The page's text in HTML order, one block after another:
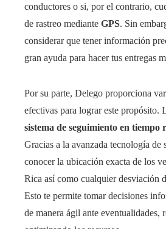
conductores o si, por el contrario,
de rastreo mediante GPS. Sin
considerar que tener información
gran ayuda para hacer tus entregas
Por su parte, Delego proporciona
efectivas para lograr este propósito.
sistema de seguimiento en tiempo
Gracias a la avanzada tecnología de
conocer la ubicación exacta de los
Rica así como cualquier desviación
Esto te permite tomar decisiones
de manera ágil ante eventualidades,